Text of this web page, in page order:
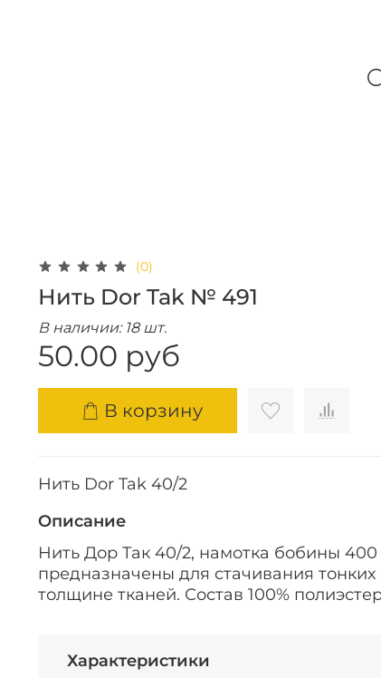
(0)
Нить Dor Tak № 491
В наличии: 18 шт.
50.00 руб
В корзину
Нить Dor Tak 40/2
Описание
Нить Дор Так 40/2, намотка бобины 400
предназначены для стачивания
толщине тканей. Состав 100%
Характеристики